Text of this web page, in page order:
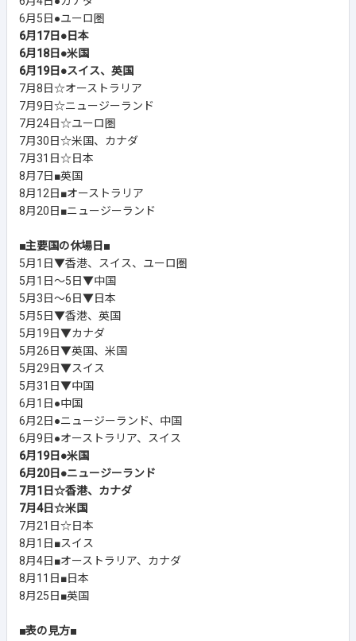
6月5日●ユーロ圏
6月17日●日本
6月18日●米国
6月19日●スイス、英国
7月8日☆オーストラリア
7月9日☆ニュージーランド
7月24日☆ユーロ圏
7月30日☆米国、カナダ
7月31日☆日本
8月7日■英国
8月12日■オーストラリア
8月20日■ニュージーランド
■主要国の休場日■
5月1日▼香港、スイス、ユーロ圏
5月1日～5日▼中国
5月3日～6日▼日本
5月5日▼香港、英国
5月19日▼カナダ
5月26日▼英国、米国
5月29日▼スイス
5月31日▼中国
6月1日●中国
6月2日●ニュージーランド、中国
6月9日●オーストラリア、スイス
6月19日●米国
6月20日●ニュージーランド
7月1日☆香港、カナダ
7月4日☆米国
7月21日☆日本
8月1日■スイス
8月4日■オーストラリア、カナダ
8月11日■日本
8月25日■英国
■表の見方■